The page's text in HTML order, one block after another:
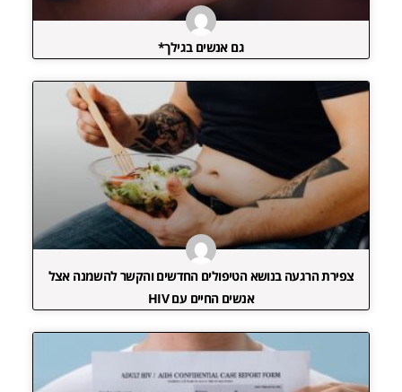
גם אנשים בגילך*
צפירת הרגעה בנושא הטיפולים החדשים והקשר להשמנה אצל
אנשים החיים עם HIV‏